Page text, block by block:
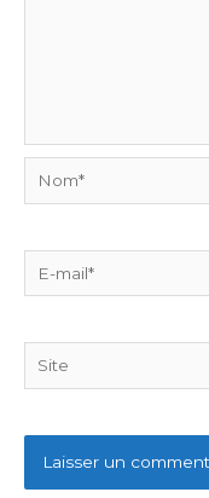
Nom*
E-
mail*
Site